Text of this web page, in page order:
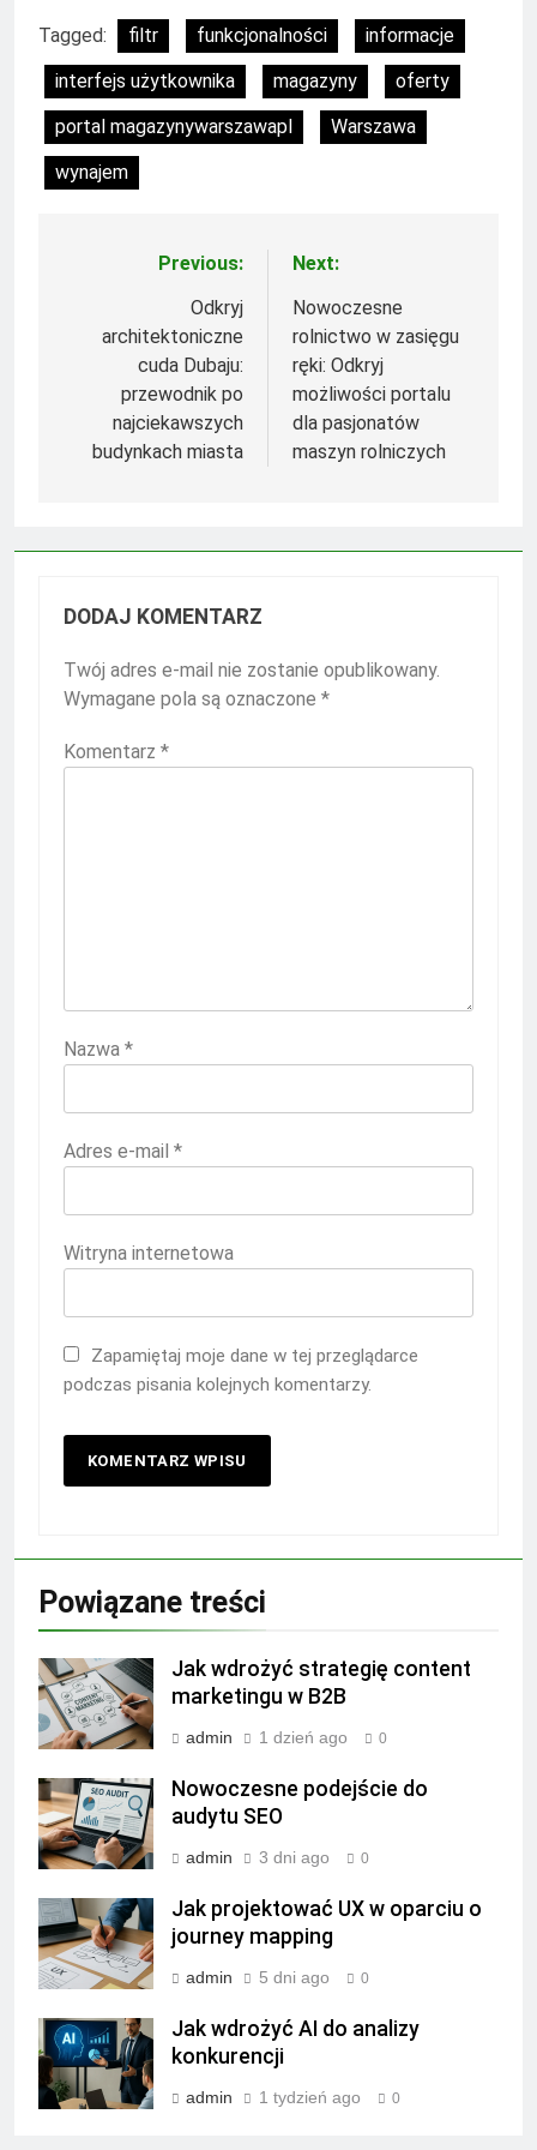
Tagged: filtr funkcjonalności
informacje
interfejs użytkownika
magazyny
oferty
portal magazynywarszawapl
Warszawa
wynajem
NawigacjaPrevious:
Odkryj
architektoniczne
cuda Dubaju:
przewodnik po
najciekawszych
budynkach miasta
Next:
Nowoczesne
rolnictwo w zasięgu
ręki: Odkryj
możliwości portalu
dla pasjonatów
maszyn rolniczych
DODAJ KOMENTARZ
Twój adres e-mail nie zostanie opublikowany.
Wymagane pola są oznaczone *
Komentarz *
Nazwa *
Adres e-mail *
Witryna internetowa
Zapamiętaj moje dane w tej przeglądarce
podczas pisania kolejnych komentarzy.
Powiązane treści
Jak wdrożyć strategię content
marketingu w B2B
admin 1 dzień ago 0
Nowoczesne podejście do
audytu SEO
admin 3 dni ago 0
Jak projektować UX w oparciu o
journey mapping
admin 5 dni ago 0
Jak wdrożyć AI do analizy
konkurencji
admin 1 tydzień ago 0